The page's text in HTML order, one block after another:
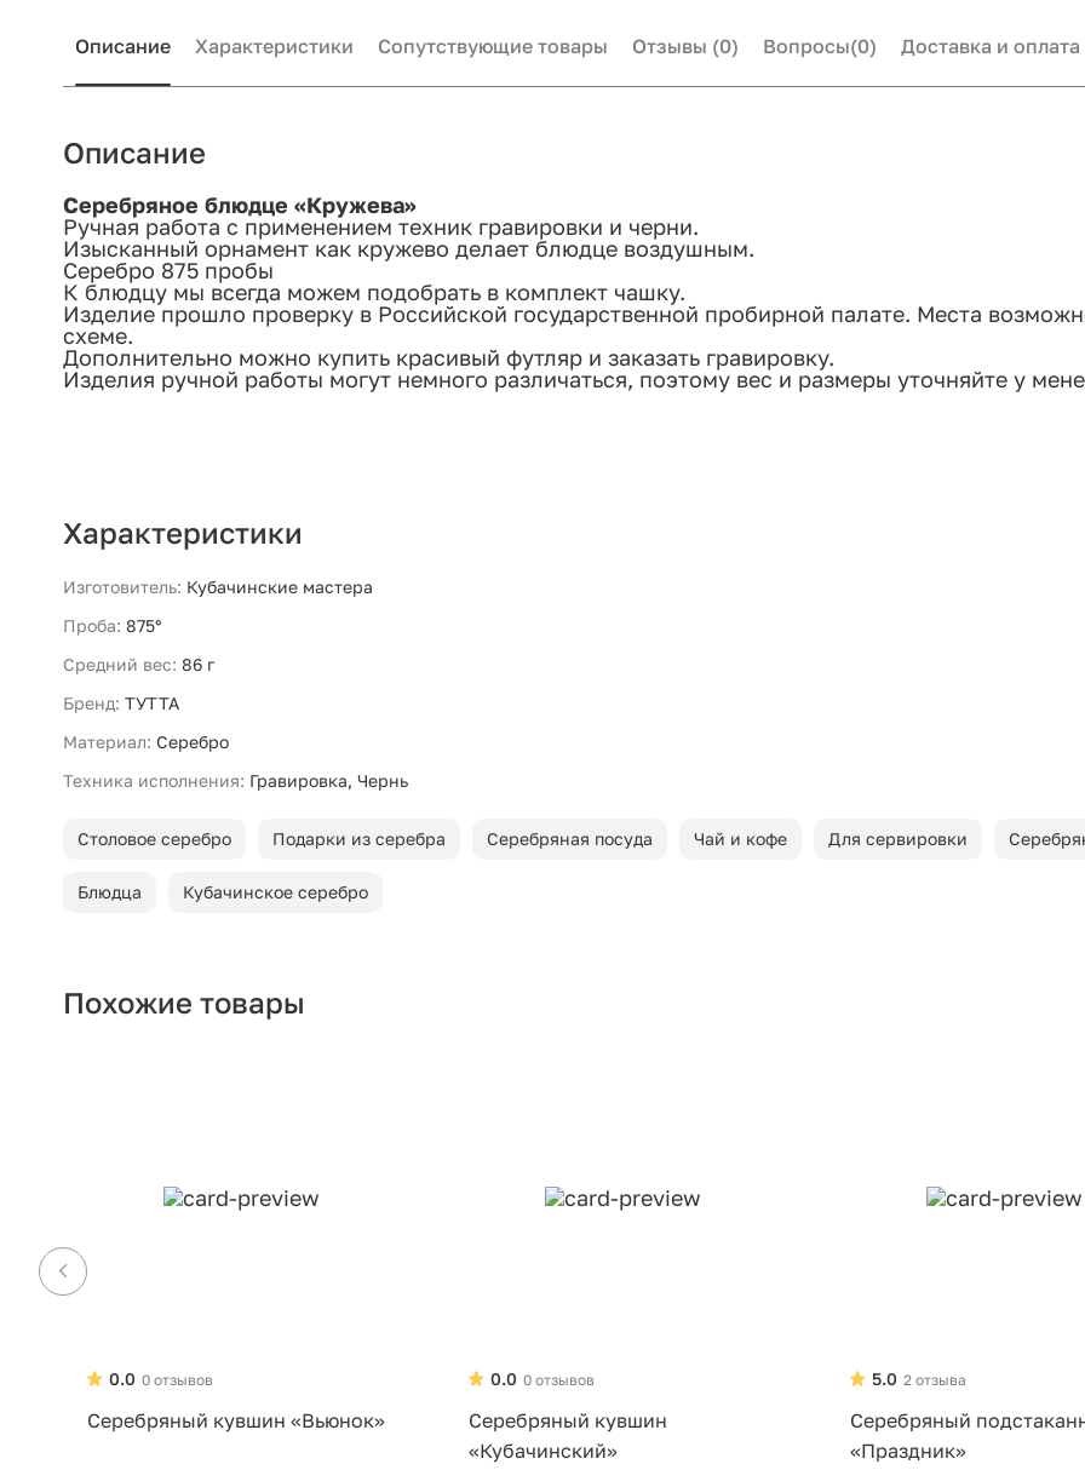
Описание Характеристики Сопутствующие товары Отзывы (0) Вопросы(0) Доставка и оплата
Описание
Серебряное блюдце «Кружева»
Ручная работа с применением техник гравировки и черни.
Изысканный орнамент как кружево делает блюдце воздушным.
Серебро 875 пробы
К блюдцу мы всегда можем подобрать в комплект чашку.
Изделие прошло проверку в Российской государственной пробирной палате. Места
схеме.
Дополнительно можно купить красивый футляр и заказать гравировку.
Изделия ручной работы могут немного различаться, поэтому вес и размеры уточняйте у
Характеристики
Изготовитель: Кубачинские мастера
Проба: 875°
Средний вес: 86 г
Бренд: ТУТТА
Материал: Серебро
Техника исполнения: Гравировка, Чернь
Столовое серебро Подарки из серебра Серебряная посуда Чай и кофе Для сервировки
Блюдца Кубачинское серебро
Похожие товары
0 отзывов
0.0
Серебряный кувшин «Вьюнок»
0 отзывов
0.0
Серебряный кувшин
«Кубачинский»
2 отзыва
5.0
Серебряный
«Праздник»